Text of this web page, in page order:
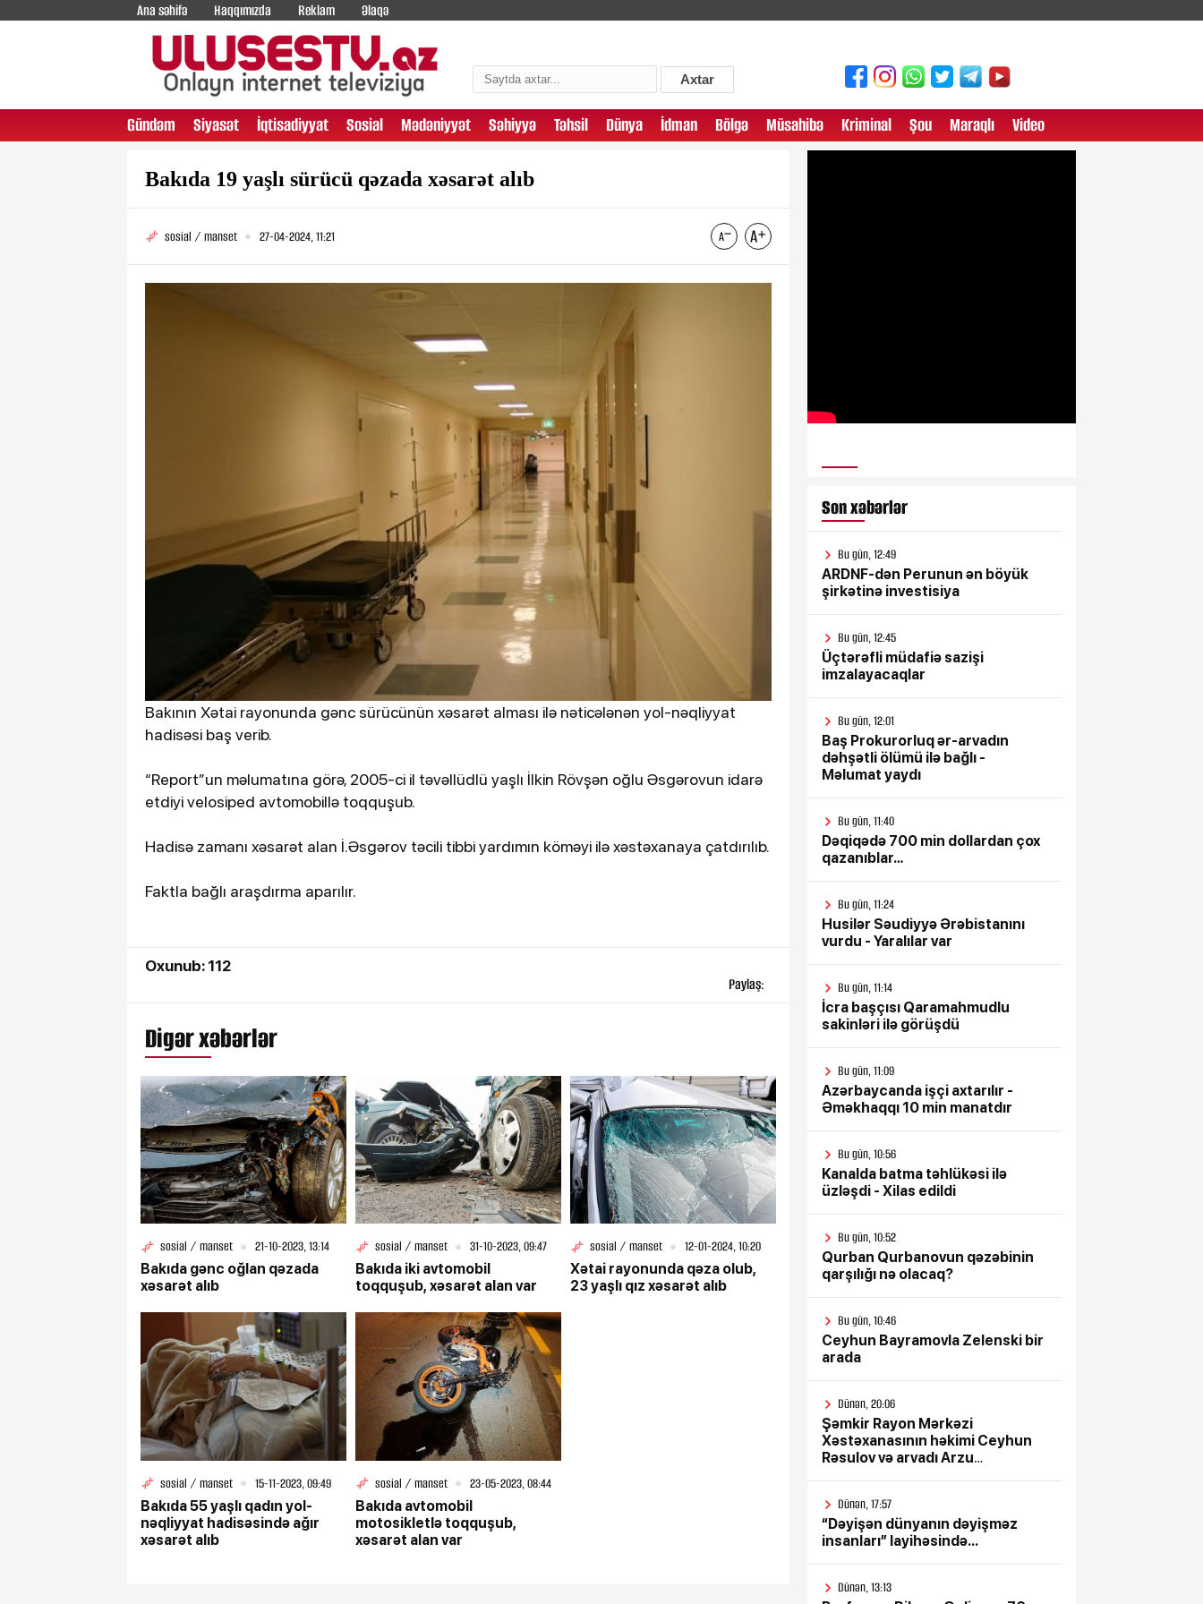
Ana səhifə Haqqımızda Reklam Əlaqə
Axtar
Gündəm Siyasət İqtisadiyyat Sosial Mədəniyyət Səhiyyə Təhsil Dünya İdman Bölgə Müsahibə Kriminal Şou Maraqlı Video
Bakıda 19 yaşlı sürücü qəzada xəsarət alıb
sosial / manset 27-04-2024, 11:21
Bakının Xətai rayonunda gənc sürücünün xəsarət alması ilə nəticələnən yol-nəqliyyat
hadisəsi baş verib.
“Report”un məlumatına görə, 2005-ci il təvəllüdlü yaşlı İlkin Rövşən oğlu Əsgərovun idarə
etdiyi velosiped avtomobillə toqquşub.
Hadisə zamanı xəsarət alan İ.Əsgərov təcili tibbi yardımın köməyi ilə xəstəxanaya çatdırılıb.
Faktla bağlı araşdırma aparılır.
Oxunub: 112
Paylaş:
Digər xəbərlər
sosial / manset
21-10-2023, 13:14
Bakıda gənc oğlan qəzada
xəsarət alıb
sosial / manset
31-10-2023, 09:47
Bakıda iki avtomobil
toqquşub, xəsarət alan var
sosial / manset
12-01-2024, 10:20
Xətai rayonunda qəza olub,
23 yaşlı qız xəsarət alıb
sosial / manset
15-11-2023, 09:49
Bakıda 55 yaşlı qadın yol-
nəqliyyat hadisəsində ağır
xəsarət alıb
sosial / manset
23-05-2023, 08:44
Bakıda avtomobil
motosikletlə toqquşub,
xəsarət alan var
Son xəbərlər
Bu gün, 12:49
ARDNF-dən Perunun ən böyük
şirkətinə investisiya
Bu gün, 12:45
Üçtərəfli müdafiə sazişi
imzalayacaqlar
Bu gün, 12:01
Baş Prokurorluq ər-arvadın
dəhşətli ölümü ilə bağlı -
Məlumat yaydı
Bu gün, 11:40
Dəqiqədə 700 min dollardan çox
qazanıblar…
Bu gün, 11:24
Husilər Səudiyyə Ərəbistanını
vurdu - Yaralılar var
Bu gün, 11:14
İcra başçısı Qaramahmudlu
sakinləri ilə görüşdü
Bu gün, 11:09
Azərbaycanda işçi axtarılır -
Əməkhaqqı 10 min manatdır
Bu gün, 10:56
Kanalda batma təhlükəsi ilə
üzləşdi - Xilas edildi
Bu gün, 10:52
Qurban Qurbanovun qəzəbinin
qarşılığı nə olacaq?
Bu gün, 10:46
Ceyhun Bayramovla Zelenski bir
arada
Dünən, 20:06
Şəmkir Rayon Mərkəzi
Xəstəxanasının həkimi Ceyhun
Rəsulov və arvadı Arzu
ölümü ilə bağlı Şəmkir rayon
prokrurluğunda araşdırma
aparılır
Dünən, 17:57
“Dəyişən dünyanın dəyişməz
insanları” layihəsində...
Dünən, 13:13